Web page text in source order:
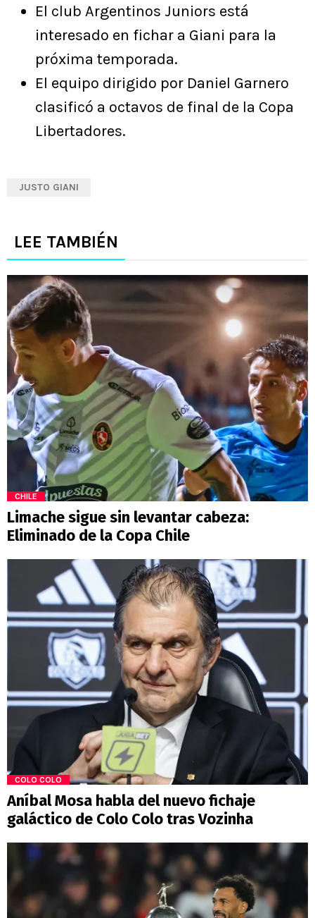
El club Argentinos Juniors está
interesado en fichar a Giani para la
próxima temporada.
El equipo dirigido por Daniel Garnero
clasificó a octavos de final de la Copa
Libertadores.
JUSTO GIANI
LEE TAMBIÉN
CHILE
Limache sigue sin levantar cabeza:
Eliminado de la Copa Chile
COLO COLO
Aníbal Mosa habla del nuevo fichaje
galáctico de Colo Colo tras Vozinha